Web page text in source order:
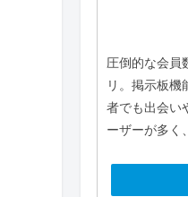
圧倒的な会員
リ。掲示板機
者でも出会い
ーザーが多く